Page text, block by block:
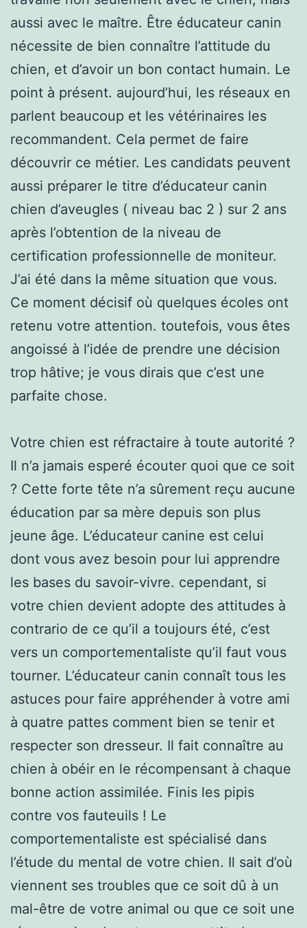
aussi avec le maître. Être éducateur canin
nécessite de bien connaître l’attitude du
chien, et d’avoir un bon contact humain. Le
point à présent. aujourd’hui, les réseaux en
parlent beaucoup et les vétérinaires les
recommandent. Cela permet de faire
découvrir ce métier. Les candidats peuvent
aussi préparer le titre d’éducateur canin
chien d’aveugles ( niveau bac 2 ) sur 2 ans
après l’obtention de la niveau de
certification professionnelle de moniteur.
J’ai été dans la même situation que vous.
Ce moment décisif où quelques écoles ont
retenu votre attention. toutefois, vous êtes
angoissé à l’idée de prendre une décision
trop hâtive; je vous dirais que c’est une
parfaite chose.
Votre chien est réfractaire à toute autorité ?
Il n’a jamais esperé écouter quoi que ce soit
? Cette forte tête n’a sûrement reçu aucune
éducation par sa mère depuis son plus
jeune âge. L’éducateur canine est celui
dont vous avez besoin pour lui apprendre
les bases du savoir-vivre. cependant, si
votre chien devient adopte des attitudes à
contrario de ce qu’il a toujours été, c’est
vers un comportementaliste qu’il faut vous
tourner. L’éducateur canin connaît tous les
astuces pour faire appréhender à votre ami
à quatre pattes comment bien se tenir et
respecter son dresseur. Il fait connaître au
chien à obéir en le récompensant à chaque
bonne action assimilée. Finis les pipis
contre vos fauteuils ! Le
comportementaliste est spécialisé dans
l’étude du mental de votre chien. Il sait d’où
viennent ses troubles que ce soit dû à un
mal-être de votre animal ou que ce soit une